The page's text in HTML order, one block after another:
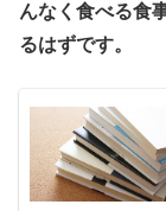
んなく食べる食
るはずです。